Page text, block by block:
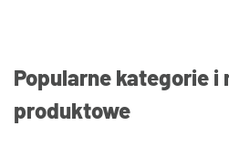
Popularne kategorie i
produktowe